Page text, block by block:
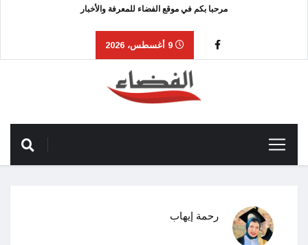
مرحبا بكم في موقع الفضاء للمعرفة والأخبار
رحمة إيهاب